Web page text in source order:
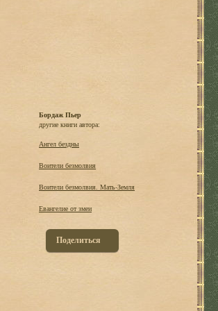
Бордаж Пьер
другие книги автора:
Ангел бездны
Воители безмолвия
Воители безмолвия. Мать-Земля
Евангелие от змеи
Поделиться